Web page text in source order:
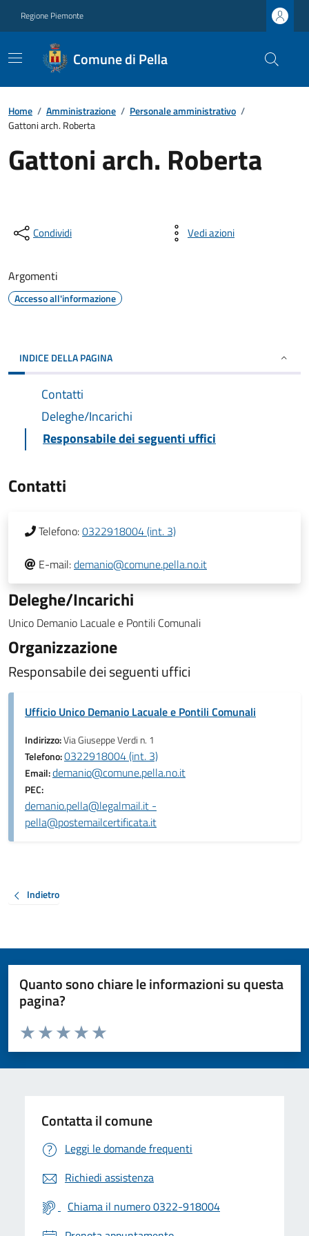
Regione Piemonte
Comune di Pella
Home / Amministrazione / Personale amministrativo /
Gattoni arch. Roberta
Gattoni arch. Roberta
Condividi Vedi azioni
Argomenti
Accesso all'informazione
INDICE DELLA PAGINA
Contatti
Deleghe/Incarichi
Responsabile dei seguenti uffici
Contatti
Telefono:0322918004 (int. 3)
E-mail:demanio@comune.pella.no.it
Deleghe/Incarichi
Unico Demanio Lacuale e Pontili Comunali
Organizzazione
Responsabile dei seguenti uffici
Ufficio Unico Demanio Lacuale e Pontili Comunali
Indirizzo:Via Giuseppe Verdi n. 1
Telefono:0322918004 (int. 3)
Email:demanio@comune.pella.no.it
PEC:
demanio.pella@legalmail.it -
pella@postemailcertificata.it
Indietro
Quanto sono chiare le informazioni su questa
pagina?
Valuta da 1 a 5 stelle la pagina
Valuta 5 stelle su 5
Valuta 4 stelle su 5
Valuta 3 stelle su 5
Valuta 2 stelle su 5
Valuta 1 stelle su 5
Contatta il comune
Leggi le domande frequenti
Richiedi assistenza
Chiama il numero 0322-918004